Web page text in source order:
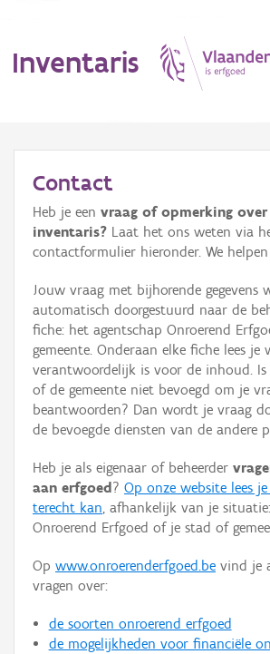
Inventaris
Erfgoedobject
Aanduidingsobject
Waarneming
Thema
Gebeurtenis
Persoon of collectief
Hergebruik
Aanmelden
Contact
Heb je een vraag of opmerking
inventaris? Laat het ons weten via
contactformulier hieronder. We
Jouw vraag met bijhorende gegevens
automatisch doorgestuurd naar de
fiche: het agentschap Onroerend
gemeente. Onderaan elke fiche lees je
verantwoordelijk is voor de inhoud. Is
of de gemeente niet bevoegd om je
beantwoorden? Dan wordt je vraag
de bevoegde diensten van de andere
Heb je als eigenaar of beheerder
aan erfgoed ? Op onze website lees
terecht kan, afhankelijk van je
Onroerend Erfgoed of je stad of
Op www.onroerenderfgoed.be vind je
vragen over:
de soorten onroerend erfgoed
de mogelijkheden voor financiële